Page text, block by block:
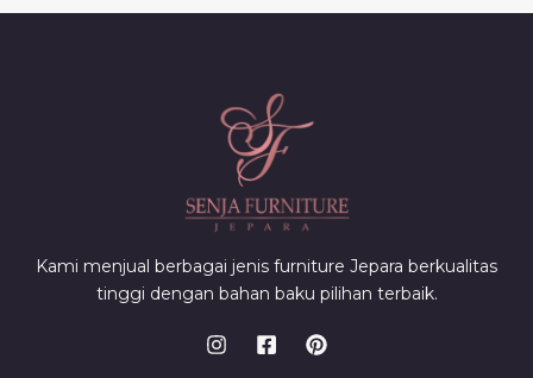
Kami menjual berbagai jenis furniture Jepara berkualitas
tinggi dengan bahan baku pilihan terbaik.